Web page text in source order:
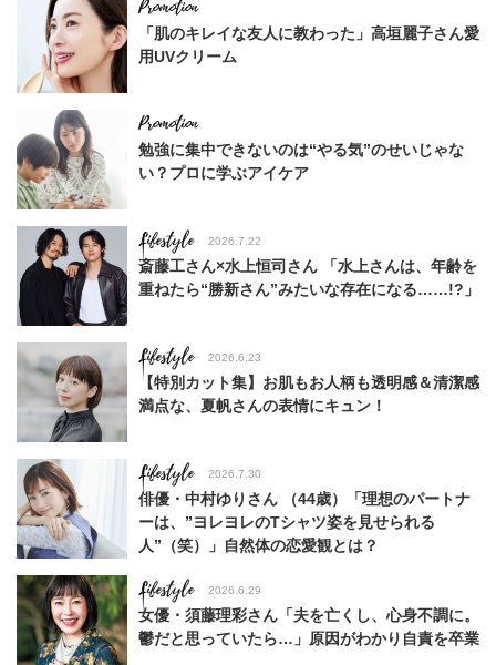
「肌のキレイな友人に教わった」高垣麗子さん愛
用UVクリーム
勉強に集中できないのは“やる気”のせいじゃな
い？プロに学ぶアイケア
Lifestyle 2026.7.22
斎藤工さん×水上恒司さん 「水上さんは、年齢を
重ねたら“勝新さん”みたいな存在になる……!?」
Lifestyle 2026.6.23
【特別カット集】お肌もお人柄も透明感＆清潔感
満点な、夏帆さんの表情にキュン！
Lifestyle 2026.7.30
俳優・中村ゆりさん （44歳）「理想のパートナ
ーは、”ヨレヨレのTシャツ姿を見せられる
人”（笑）」自然体の恋愛観とは？
Lifestyle 2026.6.29
女優・須藤理彩さん「夫を亡くし、心身不調に。
鬱だと思っていたら…」原因がわかり自責を卒業